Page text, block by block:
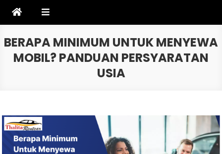
BERAPA MINIMUM UNTUK MENYEWA
MOBIL? PANDUAN PERSYARATAN
USIA